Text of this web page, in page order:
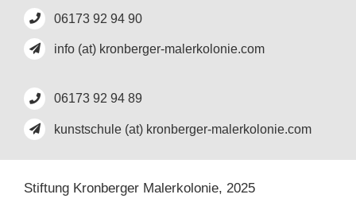
06173 92 94 90
info (at) kronberger-malerkolonie.com
06173 92 94 89
kunstschule (at) kronberger-malerkolonie.com
Stiftung Kronberger Malerkolonie, 2025